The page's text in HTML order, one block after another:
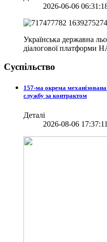
2026-06-06
Українська державна
діалогової платформи
Суспільство
157-ма окрема
службу за контрактом
Деталі
2026-08-06 17:37:11